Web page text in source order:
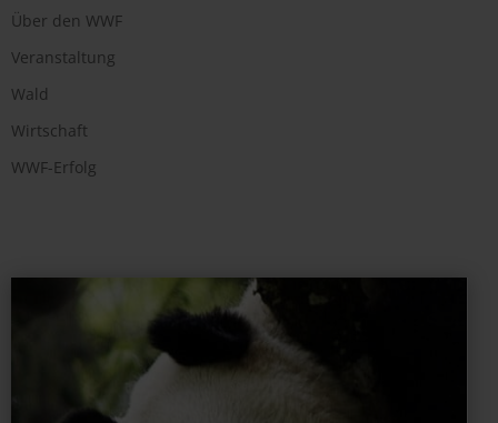
Über den WWF
Veranstaltung
Wald
Wirtschaft
WWF-Erfolg